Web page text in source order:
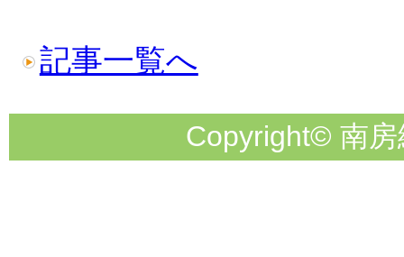
記事一覧へ
Copyright© 南